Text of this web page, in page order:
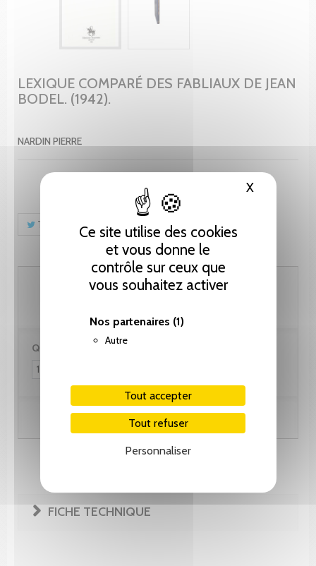
Ce site utilise des cookies
et vous donne le
contrôle sur ceux que
vous souhaitez activer
Nos partenaires (1)
Autre
Tout accepter
Tout refuser
Personnaliser
XMasquer
LEXIQUE COMPARÉ DES FABLIAUX DE JEAN
BODEL. (1942).
NARDIN PIERRE
Tweet Partager Pinterest
51.30 CHF
Quantité :
Ajouter au panier
FICHE TECHNIQUE